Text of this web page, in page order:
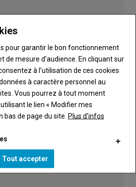
au robot de traite », en Saône-et-
2026
pour garantir le bon fonctionnement
de mesure d’audience. En cliquant sur
à l’utilisation de ces cookies
à caractère personnel au
Vous pourrez à tout moment
le lien « Modifier mes
bas de page du site. Plus d'infos
Tout accepter